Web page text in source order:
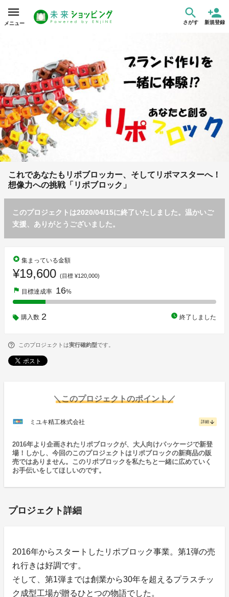
メニュー さがす 新規登録
これであなたもリポブロッカー、そしてリポマスターへ！
想像力への挑戦「リポブロック」
このプロジェクトは2020/04/15に終了いたしました。温かいご
支援、ありがとうございました。
stars 集まっている金額
¥19,600 (目標 ¥120,000)
flag 目標達成率 16%
購入数 2 watch_later 終了しました
このプロジェクトは実行確約型です。
＼このプロジェクトのポイント／
ミユキ精工株式会社 詳細 arrow_downward
2016年より企画されたリポブロックが、大人向けパッケージで新登
場！しかし、今回のこのプロジェクトはリポブロックの新商品の販
売ではありません。このリポブロックを私たちと一緒に広めていく
お手伝いをしてほしいのです。
プロジェクト詳細
2016年からスタートしたリポブロック事業。第1弾の売
れ行きは好調です。
そして、第1弾までは創業から30年を超えるプラスチッ
ク成型工場が贈るひとつの物語でした。